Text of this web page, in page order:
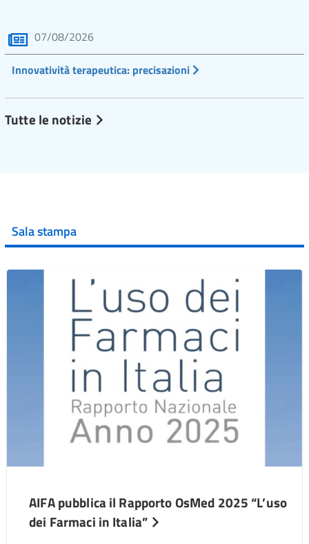
07/08/2026
Innovatività terapeutica: precisazioni
Tutte le notizie
Sala stampa
AIFA pubblica il Rapporto OsMed 2025 “L’uso
dei Farmaci in Italia”